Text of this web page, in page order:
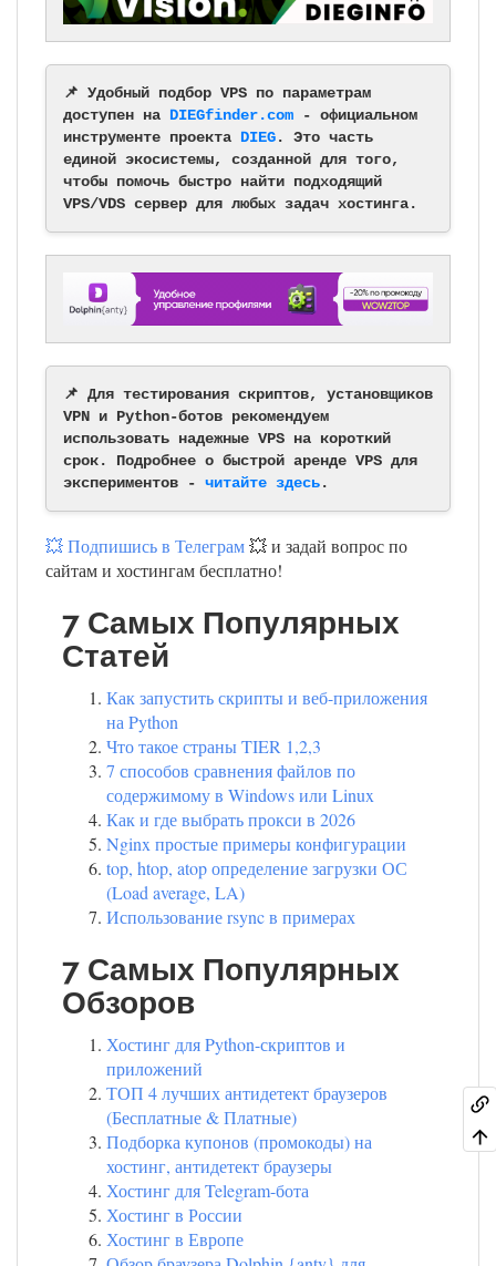
📌 Удобный подбор VPS по параметрам
доступен на DIEGfinder.com - официальном
инструменте проекта DIEG. Это часть
единой экосистемы, созданной для того,
чтобы помочь быстро найти подходящий
VPS/VDS сервер для любых задач хостинга.
📌 Для тестирования скриптов, установщиков
VPN и Python-ботов рекомендуем
использовать надежные VPS на короткий
срок. Подробнее о быстрой аренде VPS для
экспериментов - читайте здесь.
💥 Подпишись в Телеграм💥 и задай вопрос по
сайтам и хостингам бесплатно!
7 Самых Популярных
Статей
Как запустить скрипты и веб-приложения
на Python
Что такое страны TIER 1,2,3
7 способов сравнения файлов по
содержимому в Windows или Linux
Как и где выбрать прокси в 2026
Nginx простые примеры конфигурации
top, htop, atop определение загрузки ОС
(Load average, LA)
Использование rsync в примерах
7 Самых Популярных
Обзоров
Хостинг для Python-скриптов и
приложений
ТОП 4 лучших антидетект браузеров
(Бесплатные & Платные)
Подборка купонов (промокоды) на
хостинг, антидетект браузеры
Хостинг для Telegram-бота
Хостинг в России
Хостинг в Европе